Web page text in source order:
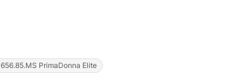
PrimaDonna Elite
Justyna — konsultant AI
AGD Group • eksperci od ekspresów